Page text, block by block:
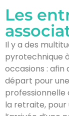
Les
Il y a des
pyrotechnique
occasions : afin
départ pour
professionnelle
la retraite, pour